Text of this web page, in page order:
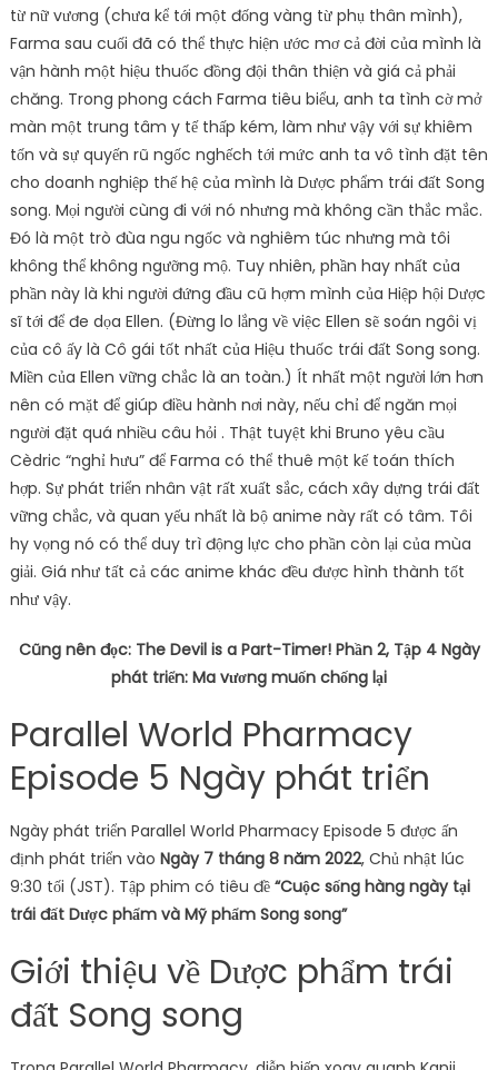
từ nữ vương (chưa kể tới một đống vàng từ phụ thân mình),
Farma sau cuối đã có thể thực hiện ước mơ cả đời của mình là
vận hành một hiệu thuốc đồng đội thân thiện và giá cả phải
chăng. Trong phong cách Farma tiêu biểu, anh ta tình cờ mở
màn một trung tâm y tế thấp kém, làm như vậy với sự khiêm
tốn và sự quyến rũ ngốc nghếch tới mức anh ta vô tình đặt tên
cho doanh nghiệp thế hệ của mình là Dược phẩm trái đất Song
song. Mọi người cùng đi với nó nhưng mà không cần thắc mắc.
Đó là một trò đùa ngu ngốc và nghiêm túc nhưng mà tôi
không thể không ngưỡng mộ. Tuy nhiên, phần hay nhất của
phần này là khi người đứng đầu cũ hợm mình của Hiệp hội Dược
sĩ tới để đe dọa Ellen. (Đừng lo lắng về việc Ellen sẽ soán ngôi vị
của cô ấy là Cô gái tốt nhất của Hiệu thuốc trái đất Song song.
Miền của Ellen vững chắc là an toàn.) Ít nhất một người lớn hơn
nên có mặt để giúp điều hành nơi này, nếu chỉ để ngăn mọi
người đặt quá nhiều câu hỏi . Thật tuyệt khi Bruno yêu cầu
Cèdric “nghỉ hưu” để Farma có thể thuê một kế toán thích
hợp. Sự phát triển nhân vật rất xuất sắc, cách xây dựng trái đất
vững chắc, và quan yếu nhất là bộ anime này rất có tâm. Tôi
hy vọng nó có thể duy trì động lực cho phần còn lại của mùa
giải. Giá như tất cả các anime khác đều được hình thành tốt
như vậy.
Cũng nên đọc: The Devil is a Part-Timer! Phần 2, Tập 4 Ngày
phát triển: Ma vương muốn chống lại
Parallel World Pharmacy
Episode 5 Ngày phát triển
Ngày phát triển Parallel World Pharmacy Episode 5 được ấn
định phát triển vào Ngày 7 tháng 8 năm 2022, Chủ nhật lúc
9:30 tối (JST). Tập phim có tiêu đề “Cuộc sống hàng ngày tại
trái đất Dược phẩm và Mỹ phẩm Song song”
Giới thiệu về Dược phẩm trái
đất Song song